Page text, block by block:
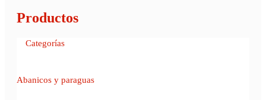
Productos
Categorías
Abanicos y paraguas